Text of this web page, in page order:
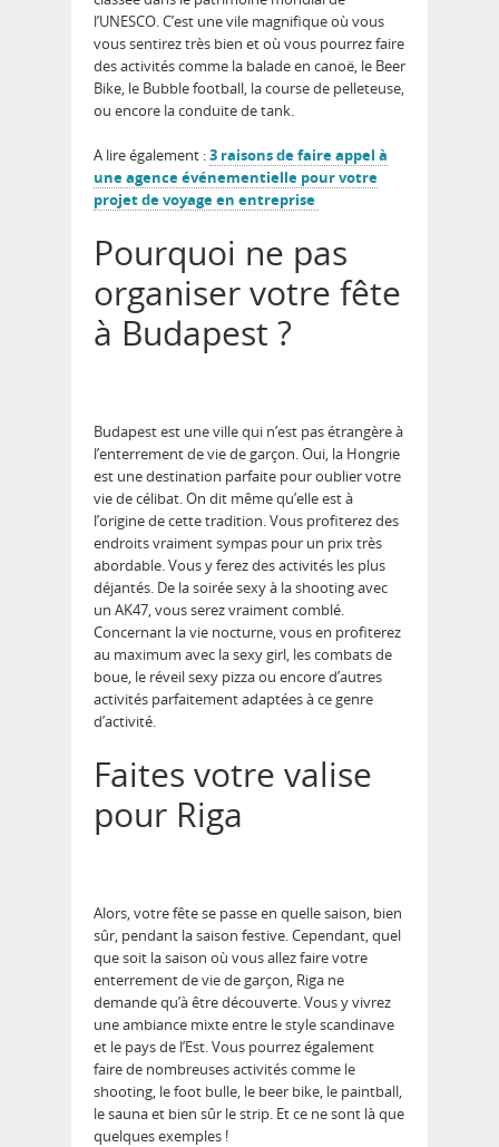
l’UNESCO. C’est une vile magnifique où vous
vous sentirez très bien et où vous pourrez faire
des activités comme la balade en canoë, le Beer
Bike, le Bubble football, la course de pelleteuse,
ou encore la conduite de tank.
A lire également :3 raisons de faire appel à
une agence événementielle pour votre
projet de voyage en entreprise
Pourquoi ne pas
organiser votre fête
à Budapest ?
Budapest est une ville qui n’est pas étrangère à
l’enterrement de vie de garçon. Oui, la Hongrie
est une destination parfaite pour oublier votre
vie de célibat. On dit même qu’elle est à
l’origine de cette tradition. Vous profiterez des
endroits vraiment sympas pour un prix très
abordable. Vous y ferez des activités les plus
déjantés. De la soirée sexy à la shooting avec
un AK47, vous serez vraiment comblé.
Concernant la vie nocturne, vous en profiterez
au maximum avec la sexy girl, les combats de
boue, le réveil sexy pizza ou encore d’autres
activités parfaitement adaptées à ce genre
d’activité.
Faites votre valise
pour Riga
Alors, votre fête se passe en quelle saison, bien
sûr, pendant la saison festive. Cependant, quel
que soit la saison où vous allez faire votre
enterrement de vie de garçon, Riga ne
demande qu’à être découverte. Vous y vivrez
une ambiance mixte entre le style scandinave
et le pays de l’Est. Vous pourrez également
faire de nombreuses activités comme le
shooting, le foot bulle, le beer bike, le paintball,
le sauna et bien sûr le strip. Et ce ne sont là que
quelques exemples !